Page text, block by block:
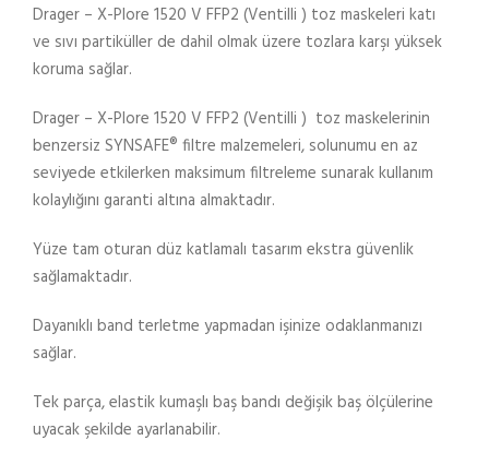
Drager – X-Plore 1520 V FFP2 (Ventilli ) toz maskeleri katı
ve sıvı partiküller de dahil olmak üzere tozlara karşı yüksek
koruma sağlar.
Drager – X-Plore 1520 V FFP2 (Ventilli ) toz maskelerinin
benzersiz SYNSAFE® filtre malzemeleri, solunumu en az
seviyede etkilerken maksimum filtreleme sunarak kullanım
kolaylığını garanti altına almaktadır.
Yüze tam oturan düz katlamalı tasarım ekstra güvenlik
sağlamaktadır.
Dayanıklı band terletme yapmadan işinize odaklanmanızı
sağlar.
Tek parça, elastik kumaşlı baş bandı değişik baş ölçülerine
uyacak şekilde ayarlanabilir.